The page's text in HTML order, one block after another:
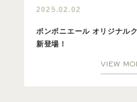
2025.02.02
ボンボニエール オリジナル
新登場！
VIEW